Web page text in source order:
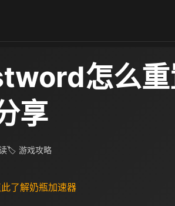
怎么重
享
🏷 游戏攻略
了解奶瓶加速器